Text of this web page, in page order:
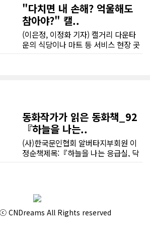
"다치면 내 손해? 억울해도
참아야?" 캘..
(이은정, 이정화 기자) 캘거리 다운타
운의 식당이나 마트 등 서비스 현장 곳
면할 때 이들의 활기찬 미소는 이내 깊
은 막막함으로 바뀐다.현장의 현실은
법률 안내서에 적힌 활자처럼 순탄하
게만 흘러가지 않는다. 부당한 상황을
마주하더라도 비자에 치명적인 문제가
서 고군분투하는 이들이 부당하게 착
취당하지 않고 스스로를 지키기 위해
반드시 알아야 할 현실적인 대처법을
동화작가가 읽은 동화책_92
『하늘을 나는..
(사)한국문인협회 알버타지부회원 이
정순책제목:『하늘을 나는 응급실, 닥
하늘에서 들려오는 거친 헬기 소리가
"오늘도 누군가가 무사히 살아났구
나!" 하는 안도의 소리로 바뀌는 마법
CNDreams All Rights reserved